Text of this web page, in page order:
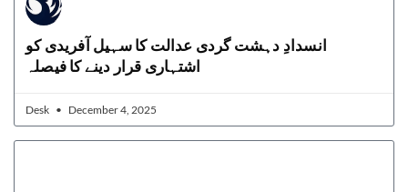
انسدادِ دہشت گردی عدالت کا سہیل آفریدی کو
اشتہاری قرار دینے کا فیصلہ
Desk December 4, 2025